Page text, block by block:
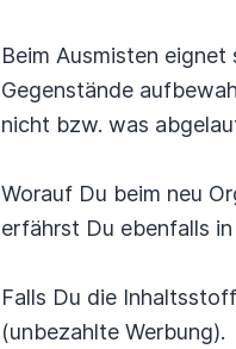
Beim Ausmisten
Gegenstände
nicht bzw. was
Worauf Du beim neu
erfährst Du ebenfalls
Falls Du die
(unbezahlte Werbung).